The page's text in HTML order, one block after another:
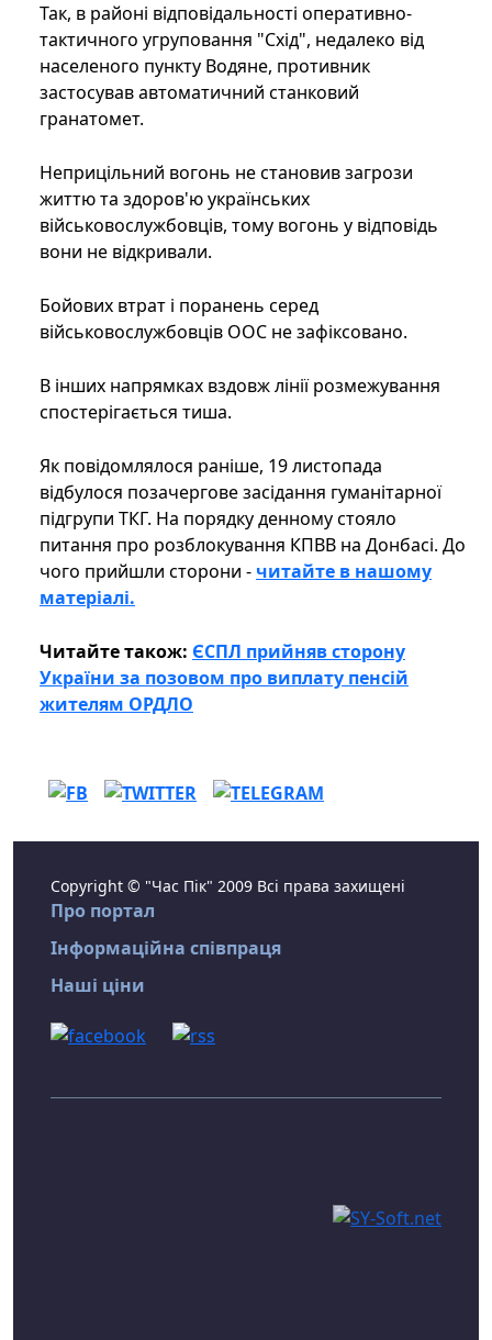
Так, в районі відповідальності оперативно-
тактичного угруповання "Схід", недалеко від
населеного пункту Водяне, противник
застосував автоматичний станковий
гранатомет.
Неприцільний вогонь не становив загрози
життю та здоров'ю українських
військовослужбовців, тому вогонь у відповідь
вони не відкривали.
Бойових втрат і поранень серед
військовослужбовців ООС не зафіксовано.
В інших напрямках вздовж лінії розмежування
спостерігається тиша.
Як повідомлялося раніше, 19 листопада
відбулося позачергове засідання гуманітарної
підгрупи ТКГ. На порядку денному стояло
питання про розблокування КПВВ на Донбасі. До
чого прийшли сторони - читайте в нашому
матеріалі.
Читайте також: ЄСПЛ прийняв сторону
України за позовом про виплату пенсій
жителям ОРДЛО
Copyright © "Час Пік" 2009 Всі права захищені
Про портал
Інформаційна співпраця
Наші ціни